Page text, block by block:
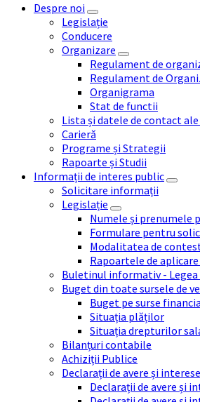
Despre noi
Legislație
Conducere
Organizare
Regulament de
Regulament de
Organigrama
Stat de functii
Lista și datele de contact
Carieră
Programe și Strategii
Rapoarte și Studii
Informații de interes public
Solicitare informații
Legislație
Numele și prenumele
Formulare pentru
Modalitatea de
Rapoartele de
Buletinul informativ - Legea
Buget din toate sursele de
Buget pe surse
Situația plăților
Situația drepturilor
Bilanțuri contabile
Achiziții Publice
Declarații de avere și interese
Declarații de avere și